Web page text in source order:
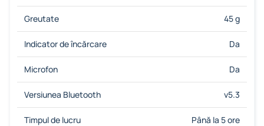
Greutate 45 g
Indicator de încărcare Da
Microfon Da
Versiunea Bluetooth v5.3
Timpul de lucru Până la 5 ore